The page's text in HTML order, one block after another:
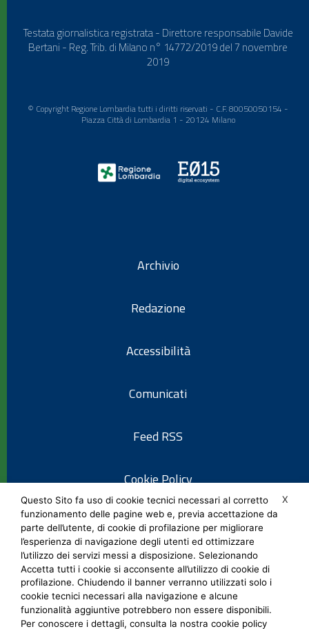
Testata giornalistica registrata - Direttore responsabile Davide
Bertani - Reg. Trib. di Milano n° 14772/2019 del 7 novembre
2019
© Copyright Regione Lombardia tutti i diritti riservati - C.F. 80050050154 -
Piazza Città di Lombardia 1 - 20124 Milano
Archivio
Redazione
Accessibilità
Comunicati
Feed RSS
Cookie Policy
Informativa privacy
Note legali
Social Media Policy
X
Questo Sito fa uso di cookie tecnici necessari al corretto
funzionamento delle pagine web e, previa accettazione da
parte dell’utente, di cookie di profilazione per migliorare
l’esperienza di navigazione degli utenti ed ottimizzare
l’utilizzo dei servizi messi a disposizione. Selezionando
Accetta tutti i cookie si acconsente all’utilizzo di cookie di
profilazione. Chiudendo il banner verranno utilizzati solo i
cookie tecnici necessari alla navigazione e alcune
funzionalità aggiuntive potrebbero non essere disponibili.
Per conoscere i dettagli, consulta la nostra cookie policy